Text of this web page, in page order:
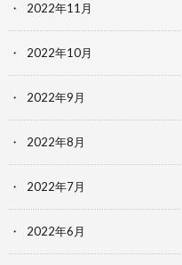
2022年11月
2022年10月
2022年9月
2022年8月
2022年7月
2022年6月